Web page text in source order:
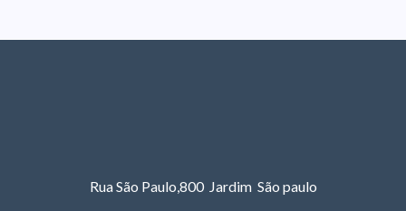
Rua São Paulo,800 Jardim São paulo